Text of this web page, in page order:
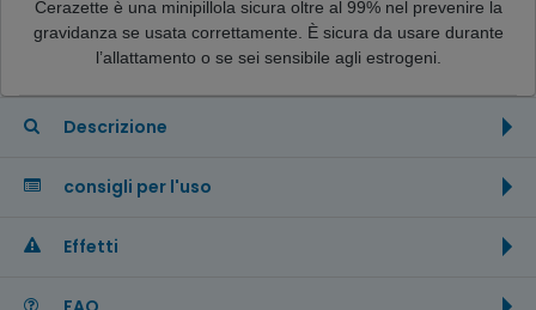
Cerazette è una minipillola sicura oltre al 99% nel prevenire la
gravidanza se usata correttamente. È sicura da usare durante
l’allattamento o se sei sensibile agli estrogeni.
Descrizione
consigli per l'uso
Effetti